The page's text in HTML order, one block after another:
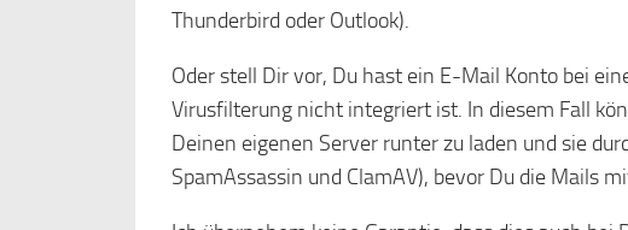
Thunderbird oder Outlook).
Oder stell Dir vor, Du hast ein E-Mail Konto bei
Virusfilterung nicht integriert ist. In diesem Fall
Deinen eigenen Server runter zu laden und sie
SpamAssassin und ClamAV), bevor Du die Mails